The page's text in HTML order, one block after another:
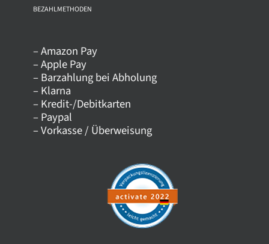
Über uns
Kontakt
Versandkosten
Datenschutz
BEZAHLMETHODEN
– Amazon Pay
– Apple Pay
– Barzahlung bei Abholung
– Klarna
– Kredit-/Debitkarten
– Paypal
– Vorkasse / Überweisung